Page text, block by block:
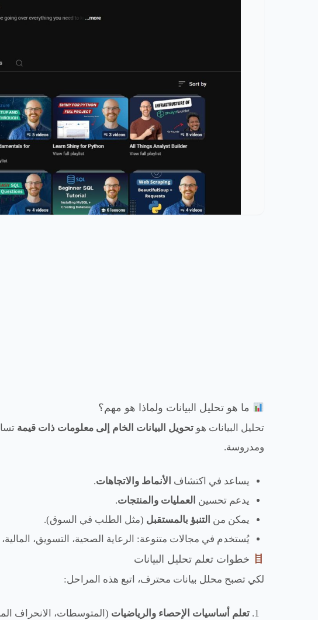
ما هو تحليل البيانات ولماذا هو مهم؟
تحليل البيانات هو تحويل البيانات الخام إلى معلومات ذات قيمة
ومدروسة.
يساعد في اكتشاف الأنماط والاتجاهات.
يدعم تحسين العمليات والمنتجات.
يمكن من التنبؤ بالمستقبل (مثل الطلب في السوق).
يُستخدم في مجالات متنوعة: الرعاية الصحية، التسويق، المالية،
خطوات تعلم تحليل البيانات
لكي تصبح محلل بيانات محترف، اتبع هذه المراحل:
تعلم أساسيات الإحصاء والرياضيات (المتوسطات، الانحراف